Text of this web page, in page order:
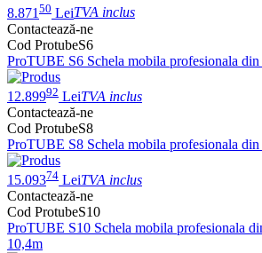
8.871 50 LeiTVA inclus
Contactează-ne
Cod ProtubeS6
ProTUBE S6 Schela mobila profesionala
12.89992 LeiTVA inclus
Contactează-ne
Cod ProtubeS8
ProTUBE S8 Schela mobila profesionala
15.09374 LeiTVA inclus
Contactează-ne
Cod ProtubeS10
ProTUBE S10 Schela mobila profesionala
10,4m